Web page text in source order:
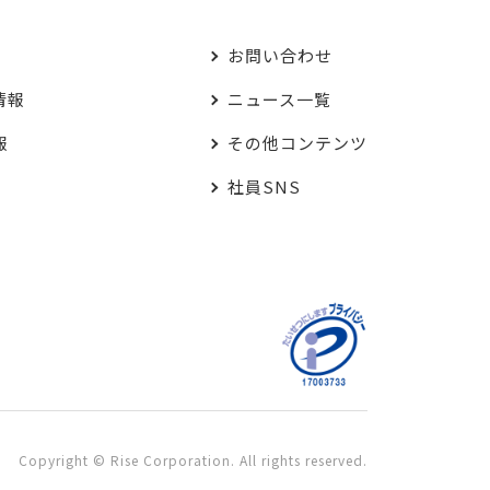
報
お問い合わせ
ニュース一覧
その他コンテンツ
社員SNS
Copyright © Rise Corporation. All rights reserved.